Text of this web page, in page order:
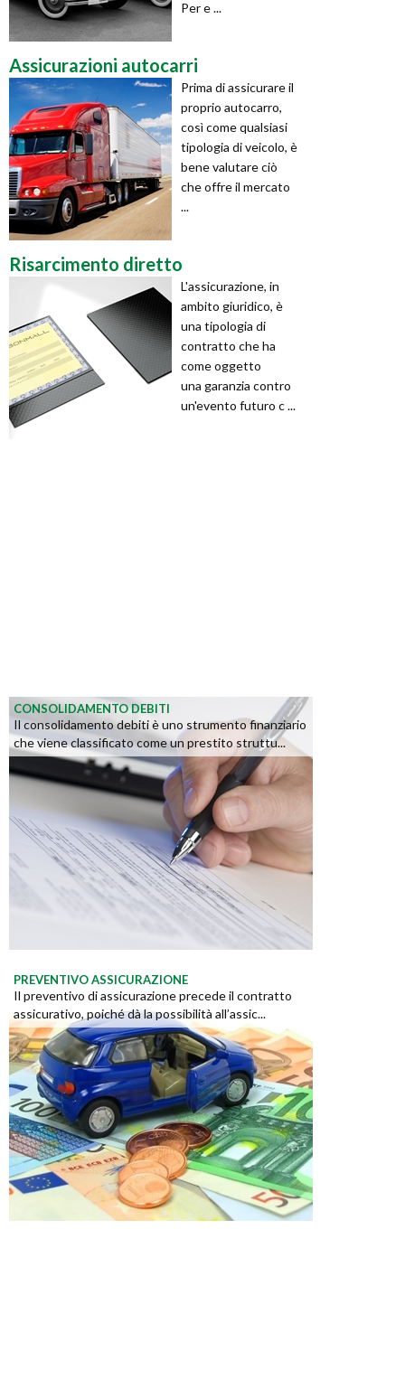
Per e ...
Assicurazioni autocarri
Prima di assicurare il
proprio autocarro,
così come qualsiasi
tipologia di veicolo, è
bene valutare ciò
che offre il mercato
...
Risarcimento diretto
L'assicurazione, in
ambito giuridico, è
una tipologia di
contratto che ha
come oggetto
una garanzia contro
un'evento futuro c ...
CONSOLIDAMENTO DEBITI
Il consolidamento debiti è uno strumento finanziario
che viene classificato come un prestito struttu...
PREVENTIVO ASSICURAZIONE
Il preventivo di assicurazione precede il contratto
assicurativo, poiché dà la possibilità all’assic...